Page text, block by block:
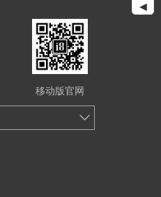
移动版官网
◀